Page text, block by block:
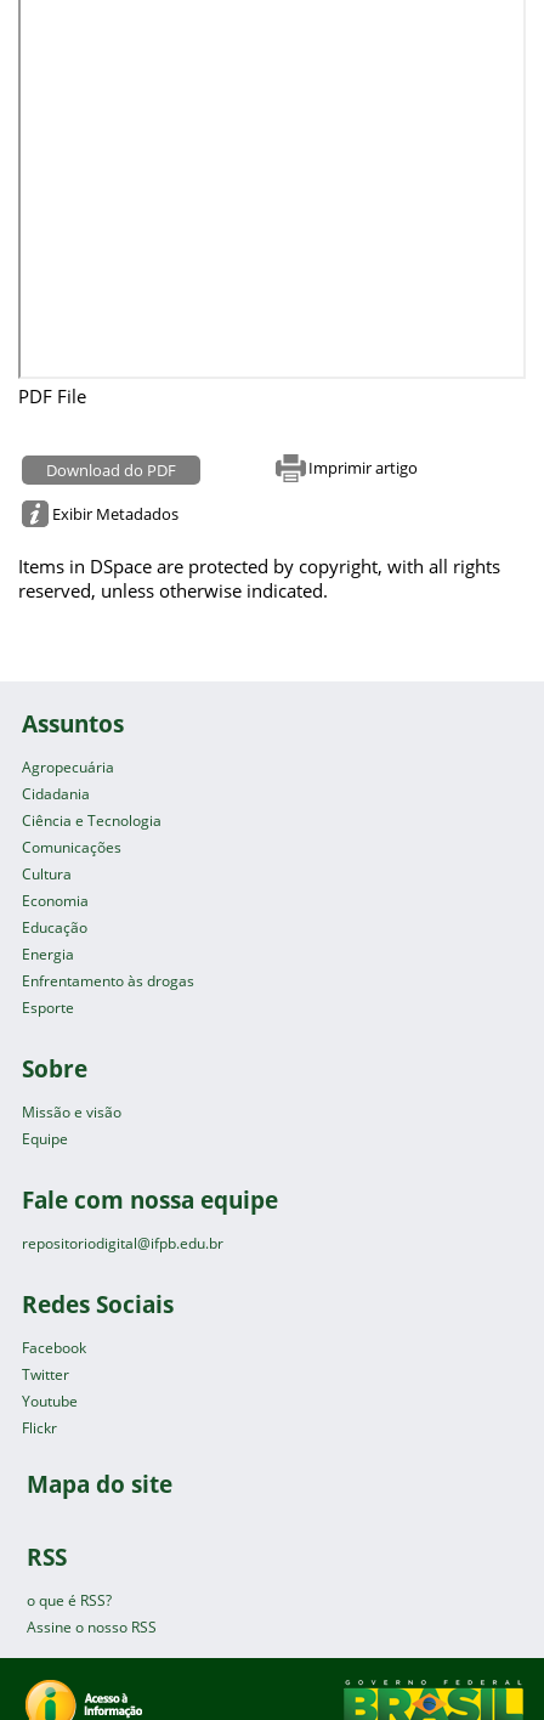
PDF File
Download do PDF Imprimir artigo
Exibir Metadados
Items in DSpace are protected by copyright, with all rights
reserved, unless otherwise indicated.
Assuntos
Agropecuária
Cidadania
Ciência e Tecnologia
Comunicações
Cultura
Economia
Educação
Energia
Enfrentamento às drogas
Esporte
Sobre
Missão e visão
Equipe
Fale com nossa equipe
repositoriodigital@ifpb.edu.br
Redes Sociais
Facebook
Twitter
Youtube
Flickr
Mapa do site
RSS
o que é RSS?
Assine o nosso RSS